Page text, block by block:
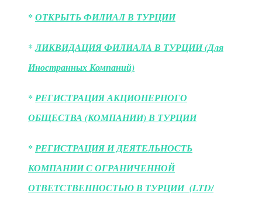
*ОТКРЫТЬ ФИЛИАЛ В ТУРЦИИ
*ЛИКВИДАЦИЯ ФИЛИАЛА В ТУРЦИИ (Для
Иностранных Компаний)
*РЕГИСТРАЦИЯ АКЦИОНЕРНОГО
ОБЩЕСТВА (КОМПАНИИ) В ТУРЦИИ
*РЕГИСТРАЦИЯ И ДЕЯТЕЛЬНОСТЬ
КОМПАНИИ С ОГРАНИЧЕННОЙ
ОТВЕТСТВЕННОСТЬЮ В ТУРЦИИ (LTD/